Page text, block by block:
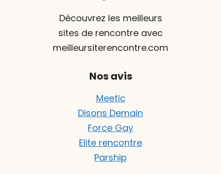
Découvrez les meilleurs
sites de rencontre avec
meilleursiterencontre.com
Nos avis
Meetic
Disons Demain
Force Gay
Elite rencontre
Parship